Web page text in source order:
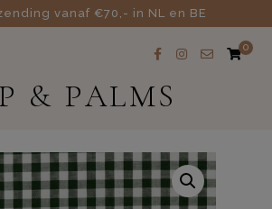
vanaf €70,- in NL en BE
0
& PALMS